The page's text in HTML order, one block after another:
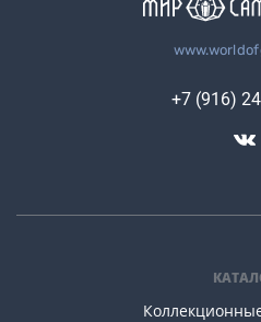
+7 (916)